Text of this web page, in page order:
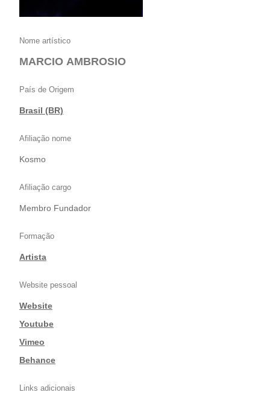
Nome artístico
MARCIO AMBROSIO
País de Origem
Brasil (BR)
Afiliação nome
Kosmo
Afiliação cargo
Membro Fundador
Formação
Artista
Website pessoal
Website
|Youtube
|Vimeo
|Behance
Links adicionais